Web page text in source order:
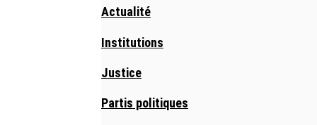
Actualité
Institutions
Justice
Partis politiques